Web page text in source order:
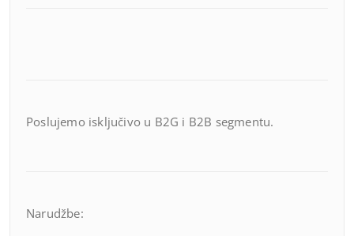
Poslujemo isključivo u B2G i B2B segmentu.
Narudžbe: